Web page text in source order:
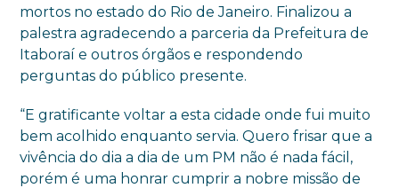
mortos no estado do Rio de Janeiro. Finalizou a
palestra agradecendo a parceria da Prefeitura de
Itaboraí e outros órgãos e respondendo
perguntas do público presente.
“E gratificante voltar a esta cidade onde fui muito
bem acolhido enquanto servia. Quero frisar que a
vivência do dia a dia de um PM não é nada fácil,
porém é uma honrar cumprir a nobre missão de